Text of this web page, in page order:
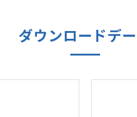
ダウンロードデ